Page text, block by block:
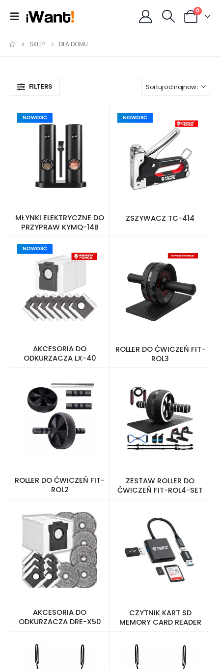
0
SKLEP DLA DOMU
FILTERS
NOWOŚĆ
MŁYNKI ELEKTRYCZNE DO
PRZYPRAW KYMQ-14B
NOWOŚĆ
ZSZYWACZ TC-414
NOWOŚĆ
AKCESORIA DO
ODKURZACZA LX-40
ROLLER DO ĆWICZEŃ FIT-
ROL3
ROLLER DO ĆWICZEŃ FIT-
ROL2
ZESTAW ROLLER DO
ĆWICZEŃ FIT-ROL4-SET
AKCESORIA DO
ODKURZACZA DRE-X50
CZYTNIK KART SD
MEMORY CARD READER